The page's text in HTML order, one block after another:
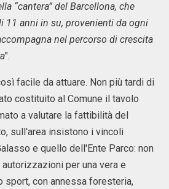
“cantera” del Barcellona, che
11 anni in su, provenienti da ogni
nel percorso di crescita
".
facile da attuare. Non più tardi di
costituito al Comune il tavolo
a valutare la fattibilità del
sull'area insistono i vincoli
e quello dell'Ente Parco: non
per una vera e
sport, con annessa foresteria,